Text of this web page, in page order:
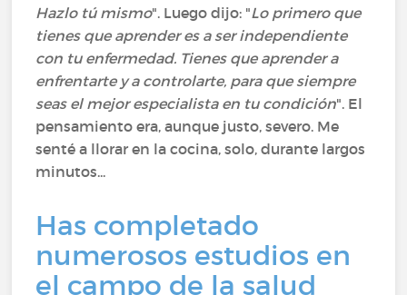
Hazlo tú mismo". Luego dijo: "Lo primero que
tienes que aprender es a ser independiente
con tu enfermedad. Tienes que aprender a
enfrentarte y a controlarte, para que siempre
seas el mejor especialista en tu condición". El
pensamiento era, aunque justo, severo. Me
senté a llorar en la cocina, solo, durante largos
minutos...
Has completado
numerosos estudios en
el campo de la salud